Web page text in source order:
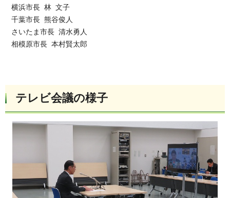
横浜市長 林 文子
千葉市長 熊谷俊人
さいたま市長 清水勇人
相模原市長 本村賢太郎
テレビ会議の様子